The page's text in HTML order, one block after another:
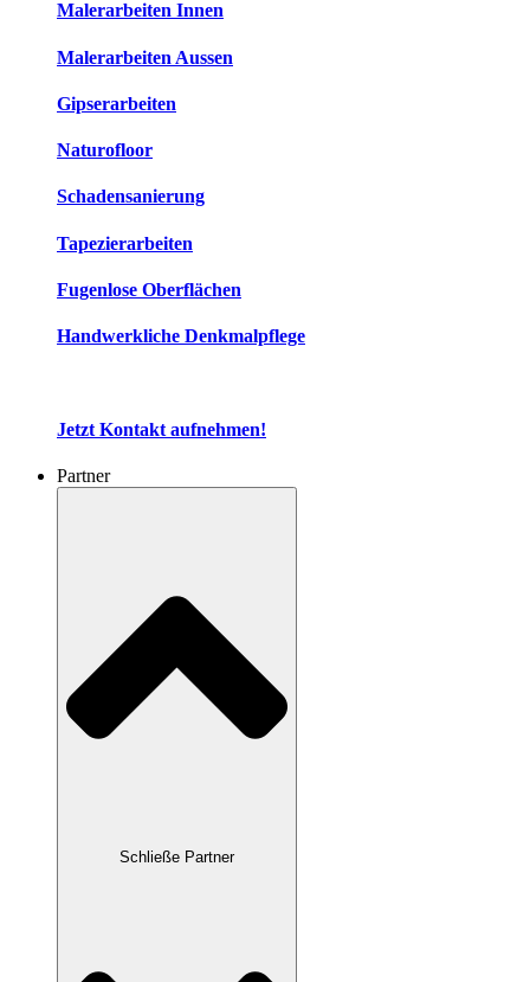
Malerarbeiten Innen
Malerarbeiten Aussen
Gipserarbeiten
Naturofloor
Schadensanierung
Tapezierarbeiten
Fugenlose Oberflächen
Handwerkliche Denkmalpflege
Jetzt Kontakt aufnehmen!
Partner
Schließe Partner